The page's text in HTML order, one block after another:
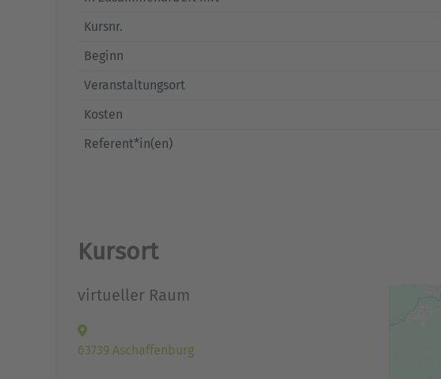
Kursnr.
Beginn
Veranstaltungsort
Kosten
Referent*in(en)
Kursort
virtueller Raum
63739 Aschaffenburg